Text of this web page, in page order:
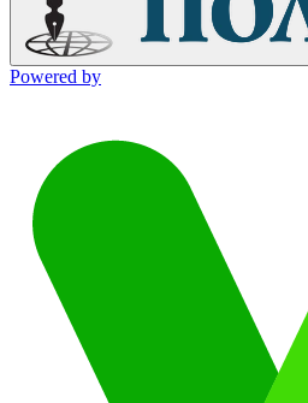
Powered by